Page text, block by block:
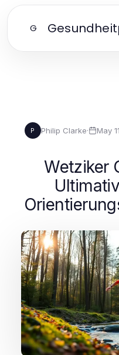
G
P Philip Clarke· May
Wetziker